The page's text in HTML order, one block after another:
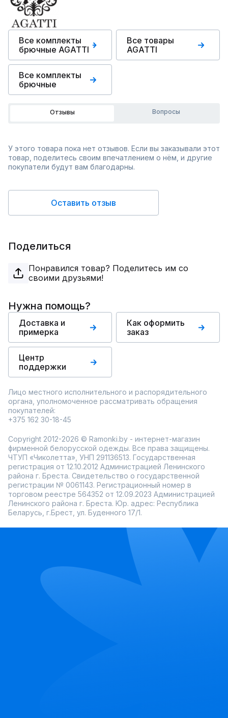
Все комплекты
брючные AGATTI
Все товары
AGATTI
Все комплекты
брючные
Отзывы Вопросы
У этого товара пока нет отзывов. Если вы заказывали этот
товар, поделитесь своим впечатлением о нём, и другие
покупатели будут вам благодарны.
Оставить отзыв
Поделиться
Понравился товар? Поделитесь им со
своими друзьями!
Нужна помощь?
Доставка и
примерка
Как оформить
заказ
Центр
поддержки
Лицо местного исполнительного и распорядительного
органа, уполномоченное рассматривать обращения
покупателей:
+375 162 30-18-45
Copyright 2012-2026 © Ramonki.by - интернет-магазин
фирменной белорусской одежды. Все права защищены.
ЧТУП «Чиколетта», УНП 291136513. Государственная
регистрация от 12.10.2012 Администрацией Ленинского
района г. Бреста. Свидетельство о государственной
регистрации № 0061143. Регистрационный номер в
торговом реестре 564352 от 12.09.2023 Администрацией
Ленинского района г. Бреста. Юр. адрес: Республика
Беларусь, г.Брест, ул. Буденного 17/1.